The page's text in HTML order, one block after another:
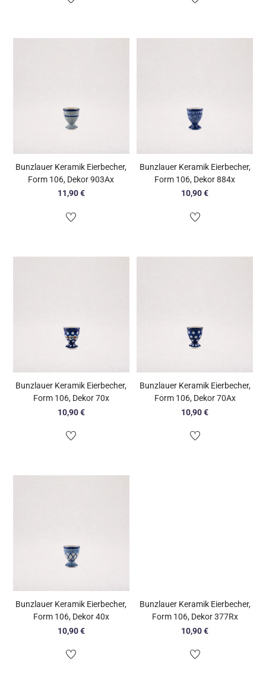
Bunzlauer Keramik Eierbecher,
Form 106, Dekor 903Ax
11,90€
Bunzlauer Keramik Eierbecher,
Form 106, Dekor 884x
10,90€
Bunzlauer Keramik Eierbecher,
Form 106, Dekor 70x
10,90€
Bunzlauer Keramik Eierbecher,
Form 106, Dekor 70Ax
10,90€
Bunzlauer Keramik Eierbecher,
Form 106, Dekor 40x
10,90€
Bunzlauer Keramik Eierbecher,
Form 106, Dekor 377Rx
10,90€